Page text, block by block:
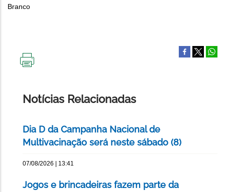
Branco
Notícias Relacionadas
Dia D da Campanha Nacional de
Multivacinação será neste sábado (8)
07/08/2026 | 13:41
Jogos e brincadeiras fazem parte da